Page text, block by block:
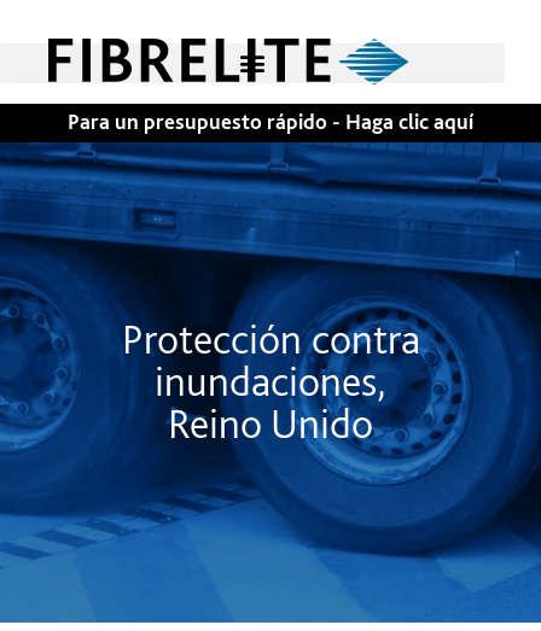
Para un presupuesto rápido - Haga clic aquí
Protección contra
inundaciones,
Reino Unido